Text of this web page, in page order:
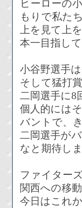
ヒーローの
もりで私た
上を見て上
本一目指し
小谷野選手
そして猛打
二岡選手に8
個人的には
バントで、
二岡選手が
なと期待し
ファイター
関西への移
今日はこれ